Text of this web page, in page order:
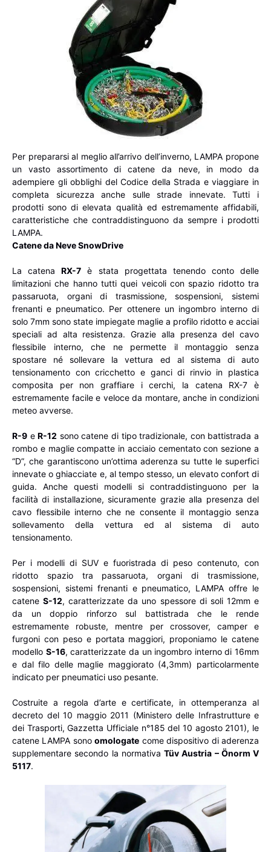
Per prepararsi al meglio all’arrivo dell’inverno, LAMPA propone
un vasto assortimento di catene da neve, in modo da
adempiere gli obblighi del Codice della Strada e viaggiare in
completa sicurezza anche sulle strade innevate. Tutti i
prodotti sono di elevata qualità ed estremamente affidabili,
caratteristiche che contraddistinguono da sempre i prodotti
LAMPA.
Catene da Neve SnowDrive
La catenaRX-7 è stata progettata tenendo conto delle
limitazioni che hanno tutti quei veicoli con spazio ridotto tra
passaruota, organi di trasmissione, sospensioni, sistemi
frenanti e pneumatico. Per ottenere un ingombro interno di
solo 7mm sono state impiegate maglie a profilo ridotto e acciai
speciali ad alta resistenza. Grazie alla presenza del cavo
flessibile interno, che ne permette il montaggio senza
spostare né sollevare la vettura ed al sistema di auto
tensionamento con cricchetto e ganci di rinvio in plastica
composita per non graffiare i cerchi, la catena RX-7 è
estremamente facile e veloce da montare, anche in condizioni
meteo avverse.
R-9 eR-12 sono catene di tipo tradizionale, con battistrada a
rombo e maglie compatte in acciaio cementato con sezione a
“D”, che garantiscono un’ottima aderenza su tutte le superfici
innevate o ghiacciate e, al tempo stesso, un elevato confort di
guida. Anche questi modelli si contraddistinguono per la
facilità di installazione, sicuramente grazie alla presenza del
cavo flessibile interno che ne consente il montaggio senza
sollevamento della vettura ed al sistema di auto
tensionamento.
Per i modelli di SUV e fuoristrada di peso contenuto, con
ridotto spazio tra passaruota, organi di trasmissione,
sospensioni, sistemi frenanti e pneumatico, LAMPA offre le
cateneS-12, caratterizzate da uno spessore di soli 12mm e
da un doppio rinforzo sul battistrada che le rende
estremamente robuste, mentre per crossover, camper e
furgoni con peso e portata maggiori, proponiamo le catene
modello S-16, caratterizzate da un ingombro interno di 16mm
e dal filo delle maglie maggiorato (4,3mm) particolarmente
indicato per pneumatici uso pesante.
Costruite a regola d’arte e certificate, in ottemperanza al
decreto del 10 maggio 2011 (Ministero delle Infrastrutture e
dei Trasporti, Gazzetta Ufficiale n°185 del 10 agosto 2101), le
catene LAMPA sonoomologate come dispositivo di aderenza
supplementare secondo la normativa Tüv Austria – Önorm V
5117.